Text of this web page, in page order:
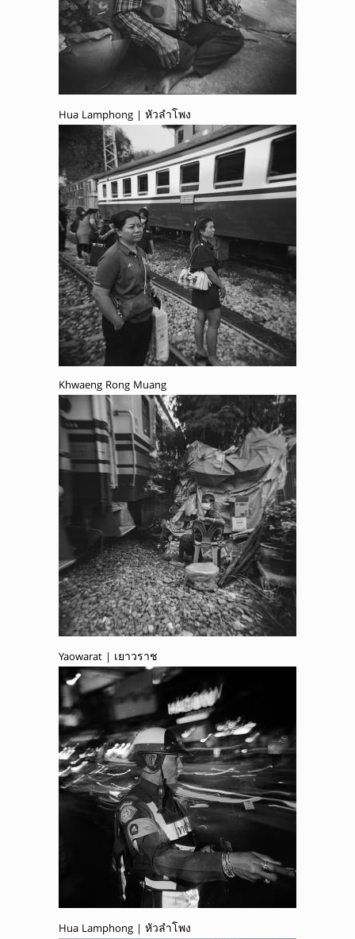
Hua Lamphong | หัวลำโพง
Khwaeng Rong Muang
Yaowarat | เยาวราช
Hua Lamphong | หัวลำโพง